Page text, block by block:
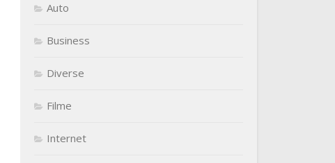
Auto
Business
Diverse
Filme
Internet